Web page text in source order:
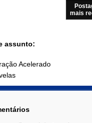
mais
assunto:
Acelerado